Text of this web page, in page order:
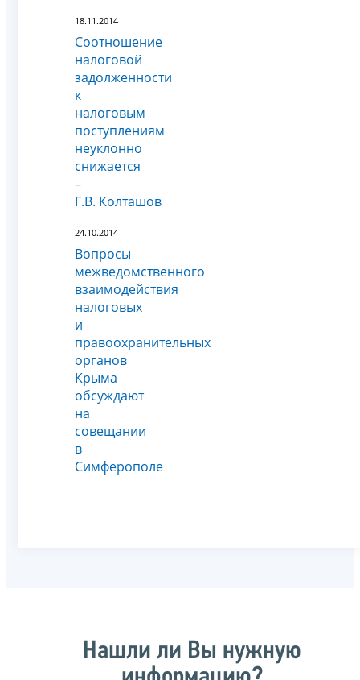
18.11.2014
Соотношение
налоговой
задолженности
к
налоговым
поступлениям
неуклонно
снижается
–
Г.В. Колташов
24.10.2014
Вопросы
межведомственного
взаимодействия
налоговых
и
правоохранительных
органов
Крыма
обсуждают
на
совещании
в
Симферополе
Нашли ли Вы нужную